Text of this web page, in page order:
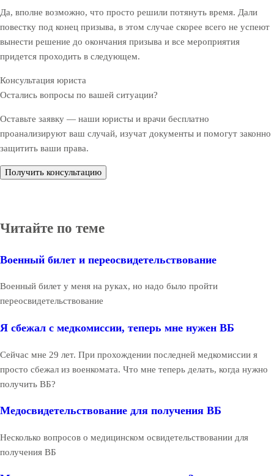
Да, вполне возможно, что просто решили потянуть время. Дали
повестку под конец призыва, в этом случае скорее всего не успеют
вынести решение до окончания призыва и все мероприятия
придется проходить в следующем.
Консультация юриста
Остались вопросы по вашей ситуации?
Оставьте заявку — наши юристы и врачи бесплатно
проанализируют ваш случай, изучат документы и помогут законно
защитить ваши права.
Получить консультацию
Читайте по теме
Военный билет и переосвидетельствование
Военный билет у меня на руках, но надо было пройти
переосвидетельствование
Я сбежал с медкомиссии, теперь мне нужен ВБ
Сейчас мне 29 лет. При прохождении последней медкомиссии я
просто сбежал из военкомата. Что мне теперь делать, когда нужно
получить ВБ?
Медосвидетельствование для получения ВБ
Несколько вопросов о медицинском освидетельствовании для
получения ВБ